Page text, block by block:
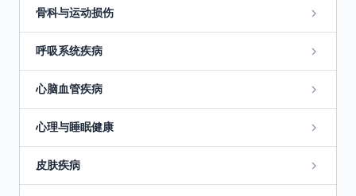
骨科与运动损伤
呼吸系统疾病
心脑血管疾病
心理与睡眠健康
皮肤疾病